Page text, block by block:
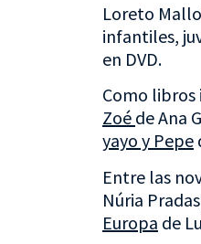
Loreto
infantiles,
en DVD.
Como libros
Zoé de Ana
yayo y Pepe
Entre las
Núria
Europa de